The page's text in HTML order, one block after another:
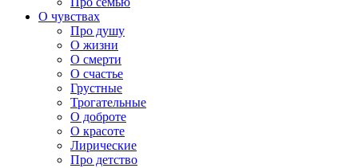
О чувствах
Про душу
О жизни
О смерти
О счастье
Грустные
Трогательные
О доброте
О красоте
Лирические
Про детство